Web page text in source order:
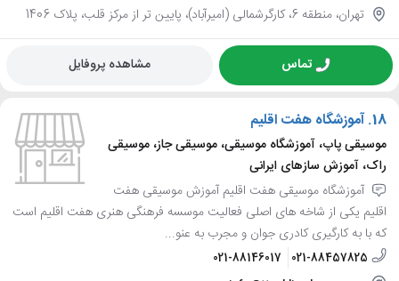
تهران، منطقه 6، کارگرشمالی (امیرآباد)، پایین تر از مرکز قلب، پلاک 1406
تماس مشاهده پروفایل
18. آموزشگاه هفت اقلیم
موسیقی پاپ، آموزشگاه موسیقی، موسیقی جاز، موسیقی
راک، آموزش سازهای ایرانی
آموزشگاه موسیقی هفت اقلیم آموزش موسیقی هفت
اقلیم یکی از شاخه های اصلی فعالیت موسسه فرهنگی هنری هفت اقلیم است
که با به کارگیری کادری جوان و مجرب به عنو...
021-88457825
021-88146017